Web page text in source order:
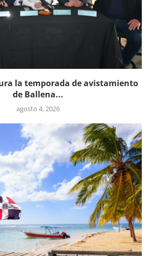
la temporada de avistamiento
de Ballena...
agosto 4, 2026